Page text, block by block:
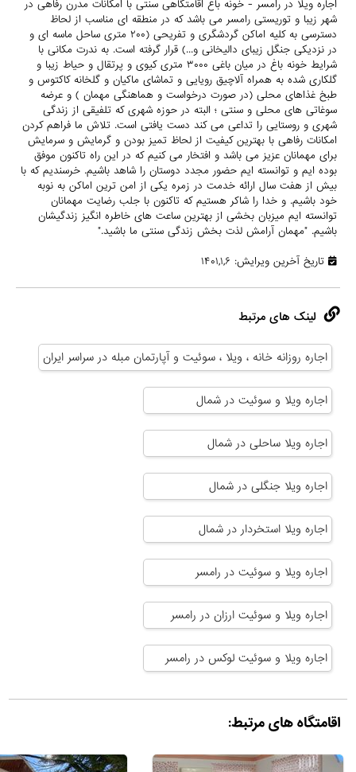
اجاره ویلا در رامسر - خونه باغ اقامتگاهی سنتی با امکانات مدرن رفاهی در
شهر زیبا و توریستی رامسر می باشد که در منطقه ای مناسب از لحاظ
دسترسی به کلیه اماکن گردشگری و تفریحی (۲۰۰ متری ساحل ماسه ای و
در نزدیکی جنگل زیبای دالیخانی و...) قرار گرفته است. به ندرت مکانی با
شرایط خونه باغ در میان باغی ۳۰۰۰ متری کیوی و پرتقال و حیاط زیبا و
گلکاری شده به همراه آلاچیق رویایی و تماشای ماکیان و گلخانه کاکتوس و
طبخ غذاهای محلی (در صورت درخواست و هماهنگی مهمان ) و عرضه
سوغاتی های محلی و سنتی ؛ البته در حوزه شهری که تلفیقی از زندگی
شهری و روستایی را تداعی می کند دست یافتی است. تلاش ما فراهم کردن
امکانات رفاهی با بهترین کیفیت از لحاظ تمیز بودن و گرمایش و سرمایش
برای مهمانان عزیز می باشد و افتخار می کنیم که در این راه تاکنون موفق
بوده ایم و توانسته ایم حضور مجدد دوستان را شاهد باشیم. خرسندیم که با
بیش از هفت سال ارائه خدمت در زمره یکی از امن ترین اماکن به نوبه
خود باشیم. و خدا را شاکر هستیم که تاکنون با جلب رضایت مهمانان
توانسته ایم میزبان بخشی از بهترین ساعت های خاطره انگیز زندگیشان
باشیم. "مهمان آرامش لذت بخش زندگی سنتی ما باشید."
تاریخ آخرین ویرایش: ۱۴۰۱,۱,۶
لینک های مرتبط
اجاره روزانه خانه ، ویلا ، سوئیت و آپارتمان مبله در سراسر ایران
اجاره ویلا و سوئیت در شمال
اجاره ویلا ساحلی در شمال
اجاره ویلا جنگلی در شمال
اجاره ویلا استخردار در شمال
اجاره ویلا و سوئیت در رامسر
اجاره ویلا و سوئیت ارزان در رامسر
اجاره ویلا و سوئیت لوکس در رامسر
اقامتگاه های مرتبط: